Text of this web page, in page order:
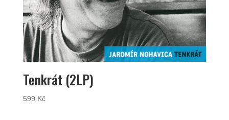
Tenkrát (2LP)
599 Kč